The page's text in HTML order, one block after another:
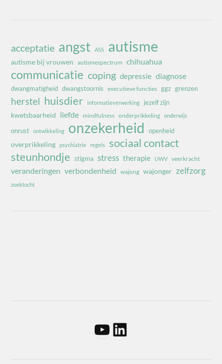
acceptatie angst ASS autisme
autisme bij vrouwen autismespectrum chihuahua
communicatie coping depressie diagnose
dwangmatigheid dwangstoornis executieve functies ggz grenzen
herstel huisdier informatieverwerking jezelf zijn
kwetsbaarheid liefde mindfulness onderprikkeling onderwijs
onrust ontwikkeling onzekerheid openheid
overprikkeling psychiatrie regels
sociaal contact
steunhondje stigma stress therapie UWV veerkracht
veranderingen verbondenheid wajong wajonger zelfzorg
zoektocht